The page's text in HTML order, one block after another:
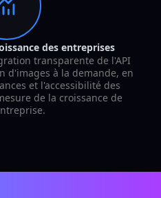
des entreprises
transparente de l'API
d'images à la demande, en
et l'accessibilité des
de la croissance de